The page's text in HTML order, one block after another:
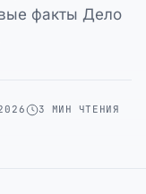
факты Дело
3 МИН ЧТЕНИЯ